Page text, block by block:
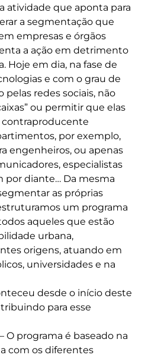
atividade que aponta para
a segmentação que
empresas e órgãos
a ação em detrimento
Hoje em dia, na fase de
e com o grau de
redes sociais, não
ou permitir que elas
por exemplo,
engenheiros, ou apenas
especialistas
por diante… Da mesma
as próprias
um programa
aqueles que estão
urbana,
origens, atuando em
universidades e na
desde o início deste
para esse
– O programa é baseado na
com os diferentes